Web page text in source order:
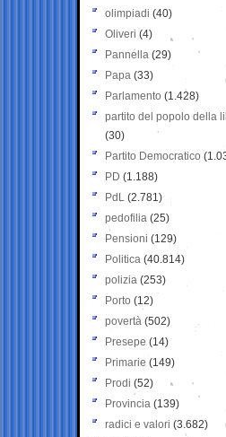
olimpiadi (40)
Oliveri (4)
Pannella (29)
Papa (33)
Parlamento (1.428)
partito del popolo della
(30)
Partito Democratico
PD (1.188)
PdL (2.781)
pedofilia (25)
Pensioni (129)
Politica (40.814)
polizia (253)
Porto (12)
povertà (502)
Presepe (14)
Primarie (149)
Prodi (52)
Provincia (139)
radici e valori (3.682)